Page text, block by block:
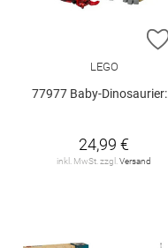
LEGO
77977 Baby-Dinosaurier: Pteranodon V29
24,99 €
inkl. MwSt. zzgl. Versand